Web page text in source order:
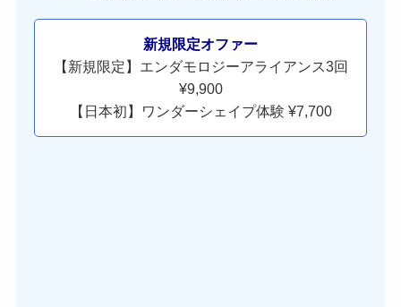
新規限定オファー
【新規限定】エンダモロジーアライアンス3回
¥9,900
【日本初】ワンダーシェイプ体験 ¥7,700